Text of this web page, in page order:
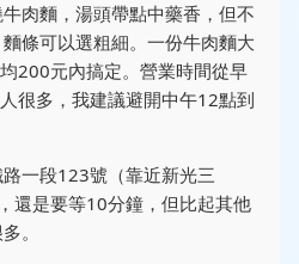
肉麵，湯頭帶點中藥香，但不
條可以選粗細。一份牛肉麵大
200元內搞定。營業時間從早
很多，我建議避開中午12點到
一段123號（靠近新光三
還是要等10分鐘，但比起其他
。